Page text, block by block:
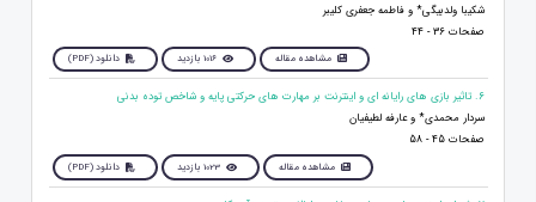
شکیبا ولدبیگی* و فاطمه جعفری کلیبر
صفحات 36 - 44
مشاهده مقاله 1016 بازدید دانلود (PDF)
6. تاثیر بازی های رایانه ای و اینترنت بر مهارت های حرکتی پایه و شاخص توده بدنی
سردار محمدی* و عارفه لطیفیان
صفحات 45 - 58
مشاهده مقاله 1023 بازدید دانلود (PDF)